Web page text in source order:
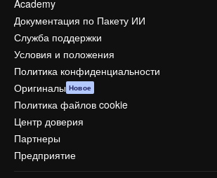
Academy
Документация по Пакету ИИ
Служба поддержки
Условия и положения
Политика конфиденциальности
Оригиналы Новое
Политика файлов cookie
Центр доверия
Партнеры
Предприятие